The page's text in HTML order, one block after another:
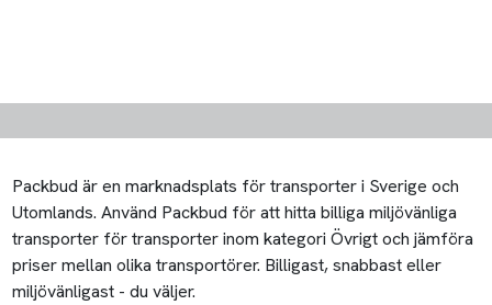
Packbud är en marknadsplats för transporter i Sverige och
Utomlands. Använd Packbud för att hitta billiga miljövänliga
transporter för transporter inom kategori Övrigt och jämföra
priser mellan olika transportörer. Billigast, snabbast eller
miljövänligast - du väljer.